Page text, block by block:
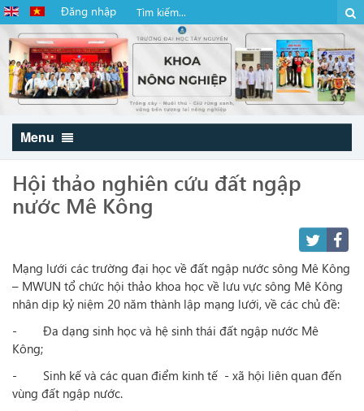
Đăng nhập
Menu
Hội thảo nghiên cứu đất ngập
nước Mê Kông
Mạng lưới các trường đại học về đất ngập nước sông Mê Kông
– MWUN tổ chức hội thảo khoa học về lưu vực sông Mê Kông
nhân dịp kỷ niệm 20 năm thành lập mạng lưới, về các chủ đề:
- Đa dạng sinh học và hệ sinh thái đất ngập nước Mê
Kông;
- Sinh kế và các quan điểm kinh tế - xã hội liên quan đến
vùng đất ngập nước.